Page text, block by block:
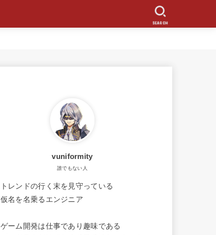
SEARCH
vuniformity
誰でもない人
トレンドの行く末を見守っている
仮名を名乗るエンジニア
ゲーム開発は仕事であり趣味である